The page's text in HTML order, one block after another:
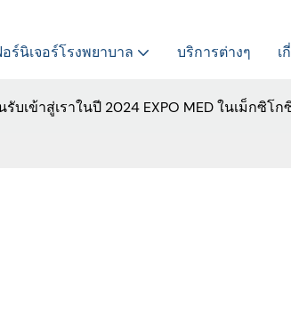
อร์นิเจอร์โรงพยาบาล บริการต่างๆ เ
บเข้าสู่เราในปี 2024 EXPO MED ในเม็กซิโก